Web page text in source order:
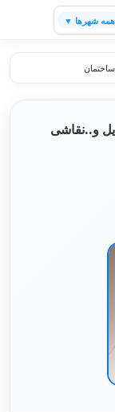
همه شهرها ▼
و..نقاشی